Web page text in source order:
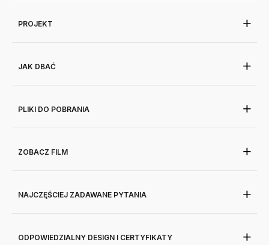
PROJEKT
JAK DBAĆ
PLIKI DO POBRANIA
ZOBACZ FILM
NAJCZĘŚCIEJ ZADAWANE PYTANIA
ODPOWIEDZIALNY DESIGN I CERTYFIKATY